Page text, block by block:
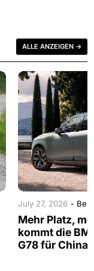
ALLE ANZEIGEN →
July 27, 2026 •
Mehr Platz,
kommt die
G78 für China